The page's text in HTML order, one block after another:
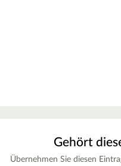
Gehört
Übernehmen Sie diesen